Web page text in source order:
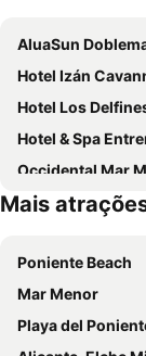
AluaSun
Hotel Izán
Hotel Los
Hotel & Spa
Occidental Mar
Hotel Ibersol
Ibersol AqquaMarina Bay
Hotel Cetina Cabo de
Hotel Los Narejos
Mais
Poniente Beach
Mar Menor
Playa del